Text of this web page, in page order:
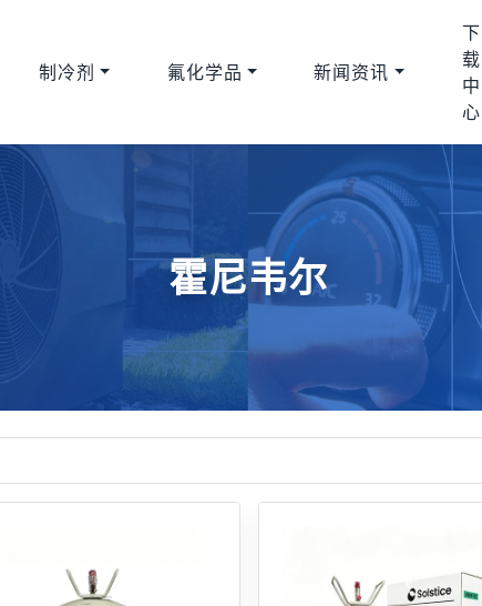
制冷剂 氟化学品 新闻资讯
下
载
中
心
霍尼韦尔